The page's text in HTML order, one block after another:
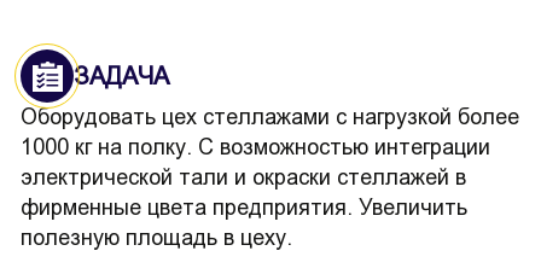
ЗАДАЧА
Оборудовать цех стеллажами с нагрузкой более
1000 кг на полку. С возможностью интеграции
электрической тали и окраски стеллажей в
фирменные цвета предприятия. Увеличить
полезную площадь в цеху.